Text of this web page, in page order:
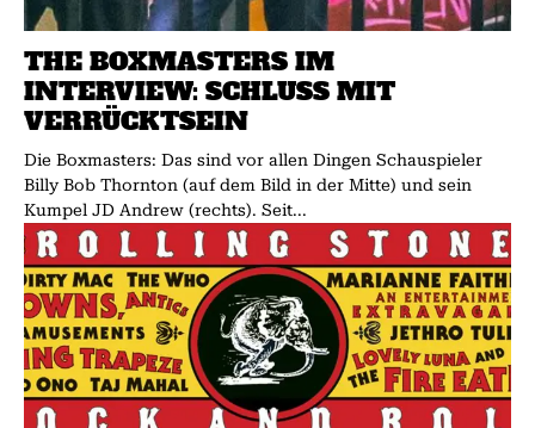
THE BOXMASTERS IM
INTERVIEW: SCHLUSS MIT
VERRÜCKTSEIN
Die Boxmasters: Das sind vor allen Dingen Schauspieler
Billy Bob Thornton (auf dem Bild in der Mitte) und sein
Kumpel JD Andrew (rechts). Seit...